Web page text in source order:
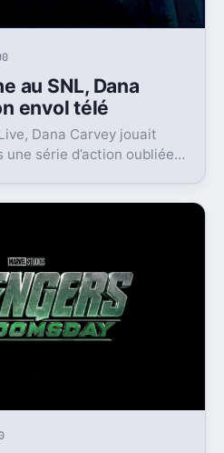
au SNL, Dana
envol télé
Dana Carvey jouait
série d’action oubliée.